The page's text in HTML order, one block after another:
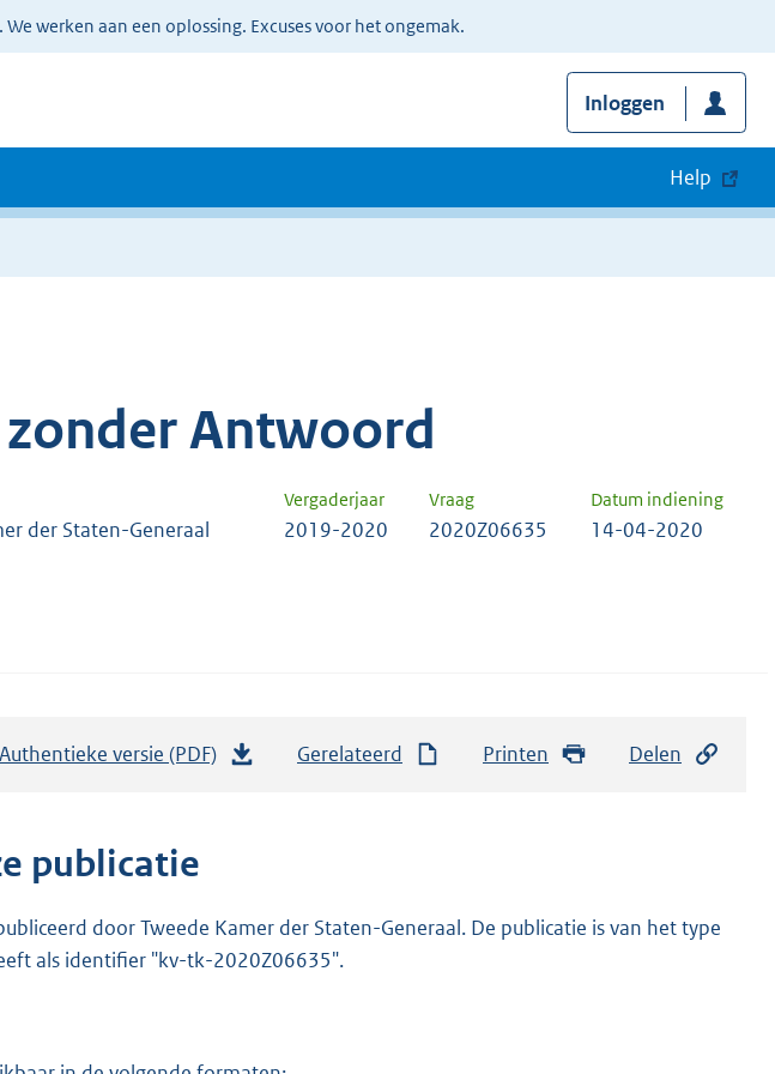
werken aan een oplossing. Excuses voor het ongemak.
Inloggen
Help
Antwoord
Vergaderjaar Vraag Datum indiening
der Staten-Generaal 2019-2020 2020Z06635 14-04-2020
Authentieke versie (PDF)
n
d
Gerelateerd Printen Delen
publicatie
door Tweede Kamer der Staten-Generaal. De publicatie is van het type
als identifier "kv-tk-2020Z06635".